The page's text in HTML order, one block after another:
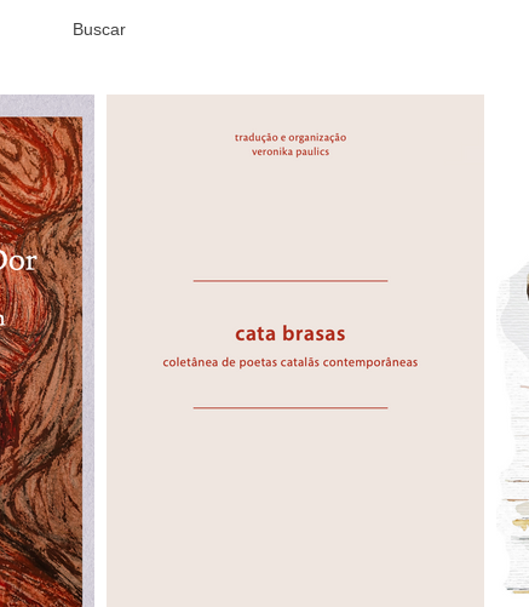
Buscar